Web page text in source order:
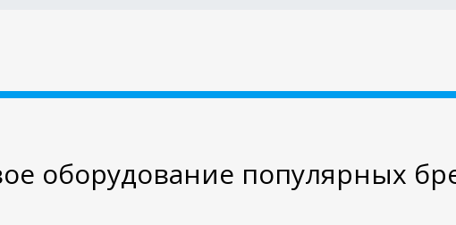
оборудование популярных